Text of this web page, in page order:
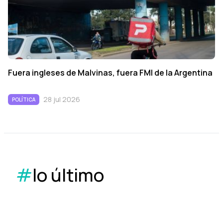
Fuera ingleses de Malvinas, fuera FMI de la Argentina
POLÍTICA 28 jul 2026
#lo último